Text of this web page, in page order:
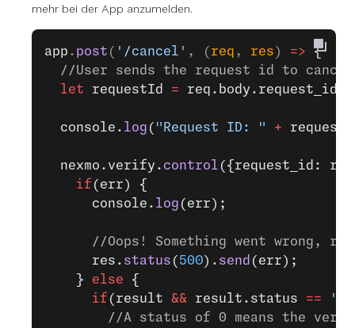
mehr bei der App anzumelden.
app . post ( '/cancel' , ( req , res ) => {
//User sends the request id to
  let
requestId = req.body.request_id;
  console.
log ( "Request ID: " +
  nexmo.verify.
control ({request_id:
    if
(err) {
      console.
log (err);
//Oops! Something went wrong,
      res.
status ( 500). send (err);
    }
else {
      if
(result && result.status == '0'
//A status of 0 means the